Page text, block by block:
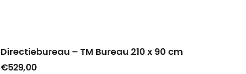
Directiebureau – TM Bureau 210 x 90 cm
€529,00